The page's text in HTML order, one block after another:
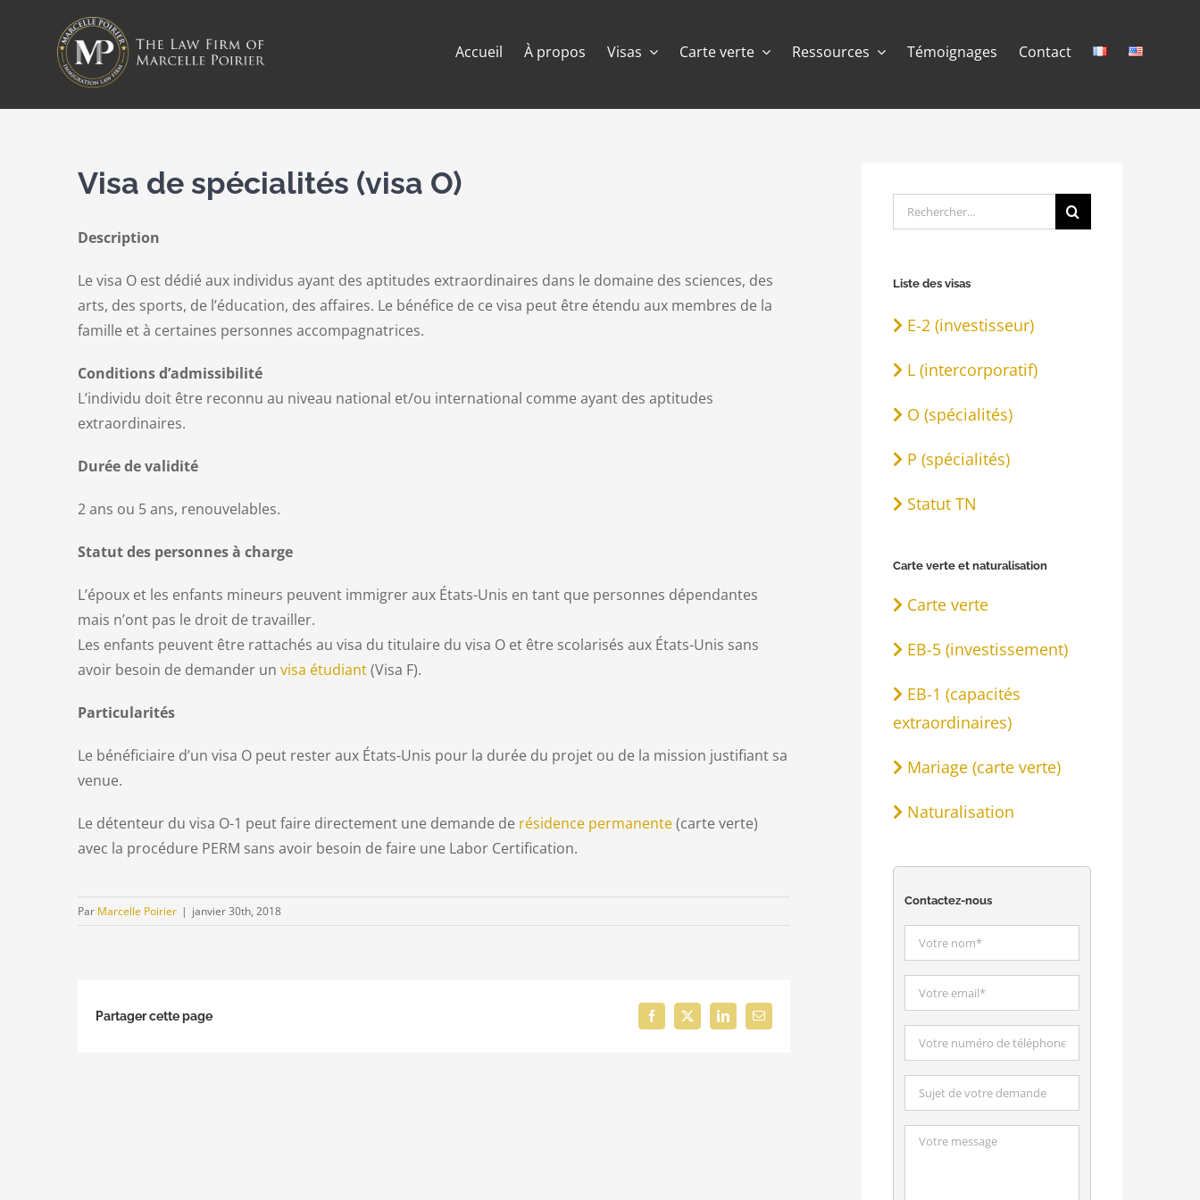
Accueil À propos Visas Carte verte Ressources Témoignages Contact
Visa de spécialités (visa O)
Description
Le visa O est dédié aux individus ayant des aptitudes extraordinaires dans le domaine des sciences, des
arts, des sports, de l’éducation, des affaires. Le bénéfice de ce visa peut être étendu aux membres de la
famille et à certaines personnes accompagnatrices.
Conditions d’admissibilité
L’individu doit être reconnu au niveau national et/ou international comme ayant des aptitudes
extraordinaires.
Durée de validité
2 ans ou 5 ans, renouvelables.
Statut des personnes à charge
L’époux et les enfants mineurs peuvent immigrer aux États-Unis en tant que personnes dépendantes
mais n’ont pas le droit de travailler.
Les enfants peuvent être rattachés au visa du titulaire du visa O et être scolarisés aux États-Unis sans
avoir besoin de demander un visa étudiant(Visa F).
Particularités
Le bénéficiaire d’un visa O peut rester aux États-Unis pour la durée du projet ou de la mission justifiant sa
venue.
Le détenteur du visa O-1 peut faire directement une demande de résidence permanente(carte verte)
avec la procédure PERM sans avoir besoin de faire une Labor Certification.
Par Marcelle Poirier | janvier 30th, 2018
Partager cette page Facebook
X LinkedInEmail
Rechercher:
Liste des visas
E-2 (investisseur)
L (intercorporatif)
O (spécialités)
P (spécialités)
Statut TN
Carte verte et naturalisation
Carte verte
EB-5 (investissement)
EB-1 (capacités
extraordinaires)
Mariage (carte verte)
Naturalisation
Contactez-nous